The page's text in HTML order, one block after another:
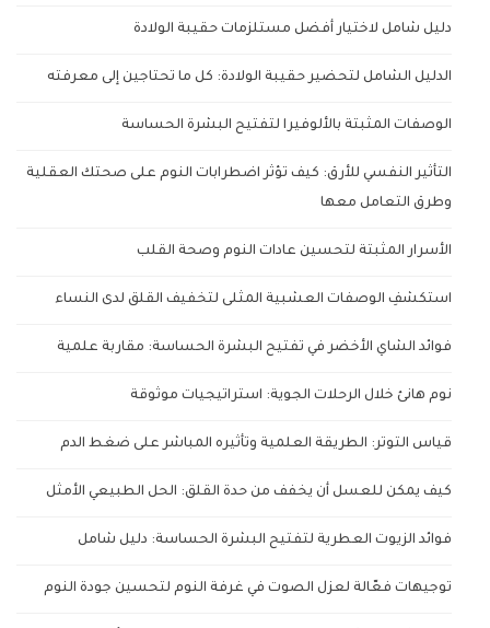
دليل شامل لاختيار أفضل مستلزمات حقيبة الولادة
الدليل الشامل لتحضير حقيبة الولادة: كل ما تحتاجين إلى معرفته
الوصفات المثبتة بالألوفيرا لتفتيح البشرة الحساسة
التأثير النفسي للأرق: كيف تؤثر اضطرابات النوم على صحتك العقلية
وطرق التعامل معها
الأسرار المثبتة لتحسين عادات النوم وصحة القلب
استكشفِ الوصفات العشبية المثلى لتخفيف القلق لدى النساء
فوائد الشاي الأخضر في تفتيح البشرة الحساسة: مقاربة علمية
نوم هانئ خلال الرحلات الجوية: استراتيجيات موثوقة
قياس التوتر: الطريقة العلمية وتأثيره المباشر على ضغط الدم
كيف يمكن للعسل أن يخفف من حدة القلق: الحل الطبيعي الأمثل
فوائد الزيوت العطرية لتفتيح البشرة الحساسة: دليل شامل
توجيهات فعّالة لعزل الصوت في غرفة النوم لتحسين جودة النوم